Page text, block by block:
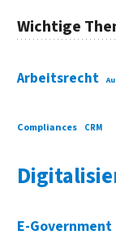
Wichtige
Arbeitsrecht
Compliances CRM
E-Government